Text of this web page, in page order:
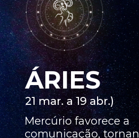
ÁRIES
21 mar. a 19 abr.)
Mercúrio favorece a
comunicação,